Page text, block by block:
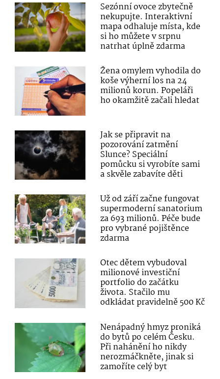
Sezónní ovoce zbytečně
nekupujte. Interaktivní
mapa odhaluje místa, kde
si ho můžete v srpnu
natrhat úplně zdarma
Žena omylem vyhodila do
koše výherní los na 24
milionů korun. Popeláři
ho okamžitě začali hledat
Jak se připravit na
pozorování zatmění
Slunce? Speciální
pomůcku si vyrobíte sami
a skvěle zabavíte děti
Už od září začne fungovat
supermoderní sanatorium
za 693 milionů. Péče bude
pro vybrané pojištěnce
zdarma
Otec dětem vybudoval
milionové investiční
portfolio do začátku
života. Stačilo mu
odkládat pravidelně 500 Kč
Nenápadný hmyz proniká
do bytů po celém Česku.
Při nahánění ho nikdy
nerozmáčkněte, jinak si
zamoříte celý byt